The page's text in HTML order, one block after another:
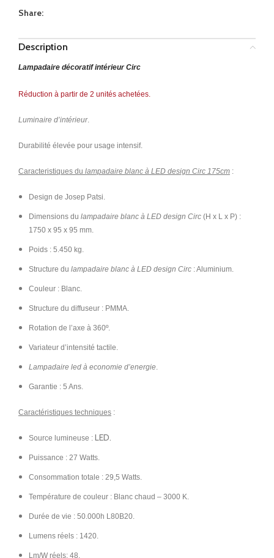
Share:
Description
Lampadaire décoratif intérieur Circ
Réduction à partir de 2 unités achetées.
Luminaire d’intérieur.
Durabilité élevée pour usage intensif.
Caracteristiques du lampadaire blanc à LED design Circ 175cm :
Design de Josep Patsi.
Dimensions du lampadaire blanc à LED design Circ (H x L x P) :
1750 x 95 x 95 mm.
Poids : 5.450 kg.
Structure du lampadaire blanc à LED design Circ : Aluminium.
Couleur : Blanc.
Structure du diffuseur : PMMA.
Rotation de l’axe à 360º.
Variateur d’intensité tactile.
Lampadaire led à economie d’energie.
Garantie : 5 Ans.
Caractéristiques techniques :
Source lumineuse : LED.
Puissance : 27 Watts.
Consommation totale : 29,5 Watts.
Température de couleur : Blanc chaud – 3000 K.
Durée de vie : 50.000h L80B20.
Lumens réels : 1420.
Lm/W réels: 48.